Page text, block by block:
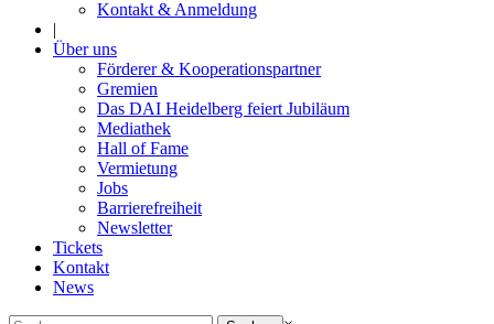
Kontakt & Anmeldung
|
Über uns
Förderer & Kooperationspartner
Gremien
Das DAI Heidelberg feiert Jubiläum
Mediathek
Hall of Fame
Vermietung
Jobs
Barrierefreiheit
Newsletter
Tickets
Kontakt
News